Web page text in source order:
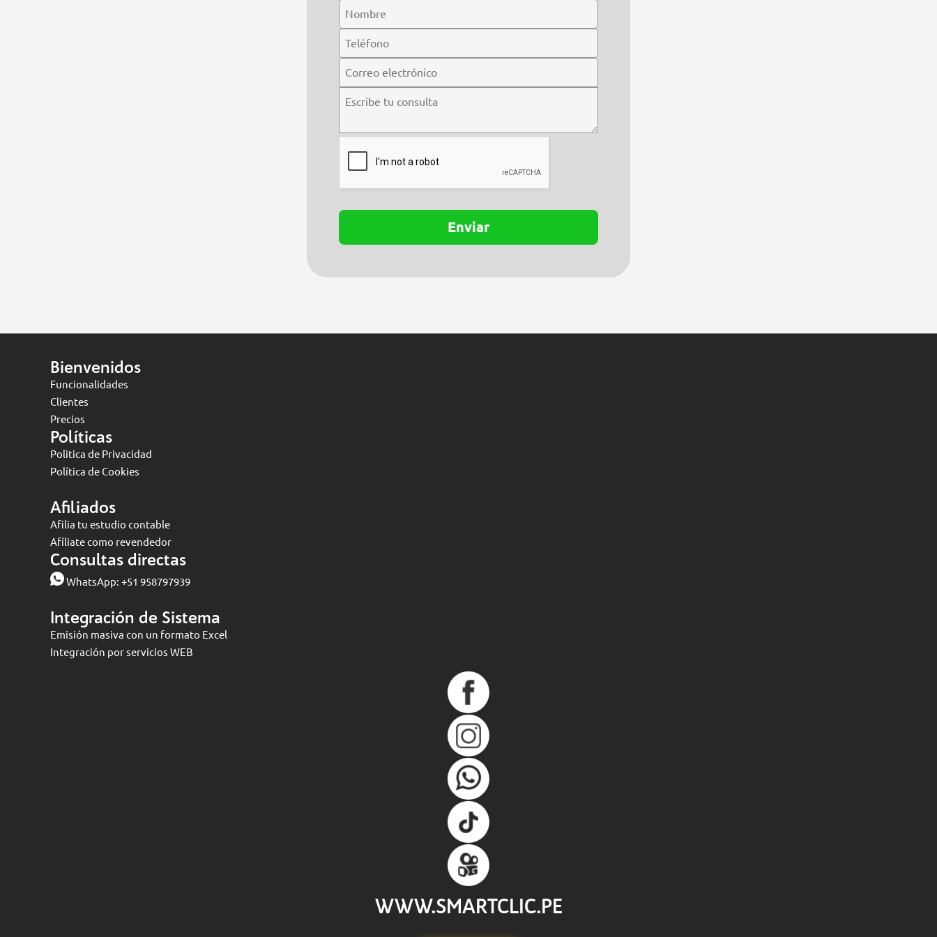
Bienvenidos
Funcionalidades
Clientes
Precios
Políticas
Politica de Privacidad
Política de Cookies
Afiliados
Afilia tu estudio contable
Afíliate como revendedor
Consultas directas
WhatsApp: +51 958797939
Integración de Sistema
Emisión masiva con un formato Excel
Integración por servicios WEB
WWW.SMARTCLIC.PE